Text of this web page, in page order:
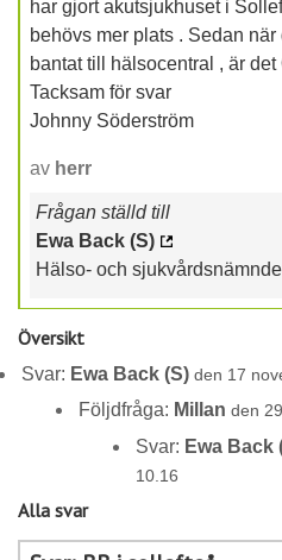
har gjort akutsjukhuset i
behövs mer plats . Sedan
bantat till hälsocentral , är
Tacksam för svar
Johnny Söderström
av herr
Frågan ställd till
Ewa Back (S)
Hälso- och
Översikt
Svar: Ewa Back (S) den 17
Följdfråga: Millan den
Svar: Ewa Back
10.16
Alla svar